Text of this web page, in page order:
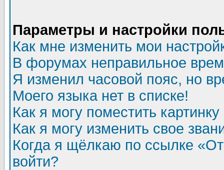
Параметры и настройки
Как мне изменить мои
В форумах неправильное
Я изменил часовой пояс, но
Моего языка нет в списке!
Как я могу поместить
Как я могу изменить свое
Когда я щёлкаю по ссылке
войти?